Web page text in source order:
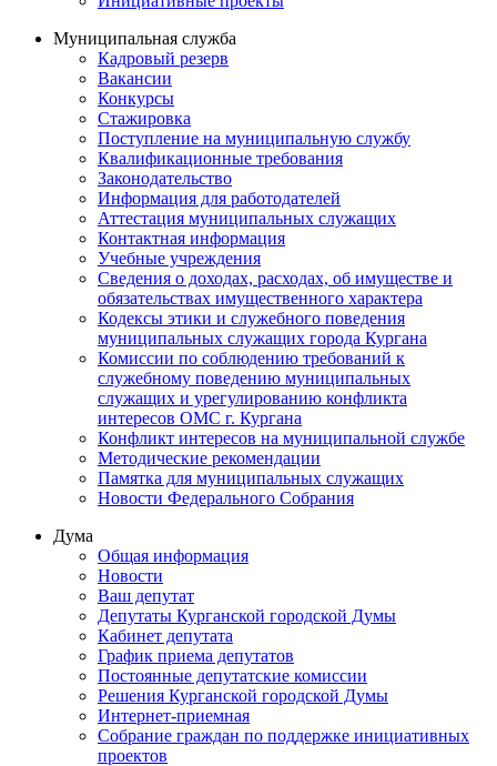
Муниципальная служба
Кадровый резерв
Вакансии
Конкурсы
Стажировка
Поступление на муниципальную службу
Квалификационные требования
Законодательство
Информация для работодателей
Аттестация муниципальных служащих
Контактная информация
Учебные учреждения
Сведения о доходах, расходах, об имуществе и
обязательствах имущественного характера
Кодексы этики и служебного поведения
муниципальных служащих города Кургана
Комиссии по соблюдению требований к
служебному поведению муниципальных
служащих и урегулированию конфликта
интересов ОМС г. Кургана
Конфликт интересов на муниципальной службе
Методические рекомендации
Памятка для муниципальных служащих
Новости Федерального Cобрания
Дума
Общая информация
Новости
Ваш депутат
Депутаты Курганской городской Думы
Кабинет депутата
График приема депутатов
Постоянные депутатские комиссии
Решения Курганской городской Думы
Интернет-приемная
Собрание граждан по поддержке инициативных
проектов